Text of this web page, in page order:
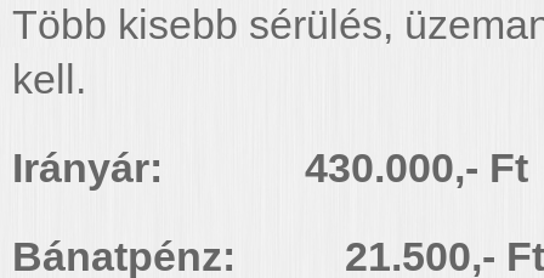
Több kisebb sérülés,
kell.
Irányár: 430.000,- Ft
Bánatpénz: 21.500,- Ft